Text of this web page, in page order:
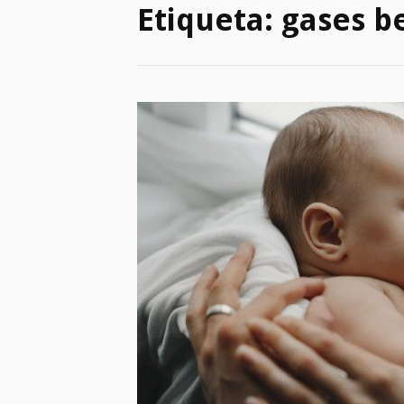
Etiqueta: gases